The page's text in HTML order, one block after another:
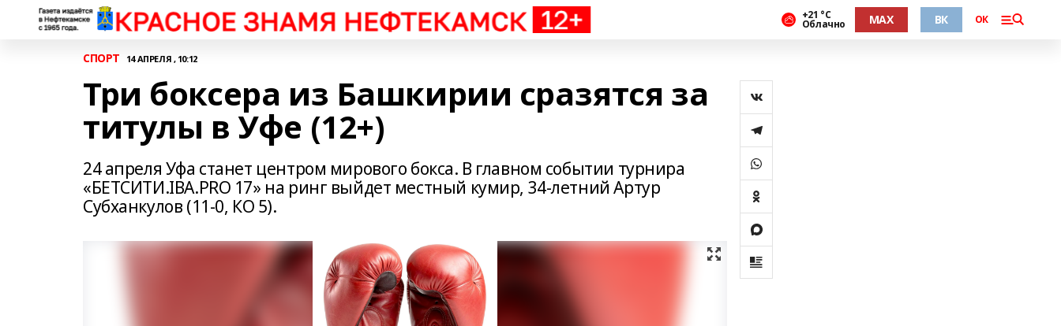
+21 °С
Облачно MAX ВК ОК
СПОРТ 14 АПРЕЛЯ , 10:12
Три боксера из Башкирии сразятся за
титулы в Уфе (12+)
24 апреля Уфа станет центром мирового бокса. В главном событии турнира
«БЕТСИТИ.IBA.PRO 17» на ринг выйдет местный кумир, 34-летний Артур
Субханкулов (11-0, КО 5).